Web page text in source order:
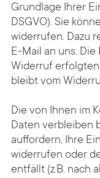
Grund­lage Ihrer
DSGVO). Sie
widerrufen. Dazu
E-Mail an uns.
Widerruf
bleibt vom
Die von Ihnen im
Daten verbleiben
auffordern, Ihre
widerrufen oder
entfällt (z.B. nach